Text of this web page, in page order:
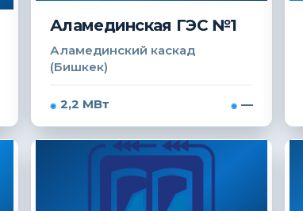
Аламединская ГЭС №1
Аламединский каскад
(Бишкек)
2,2 МВт —